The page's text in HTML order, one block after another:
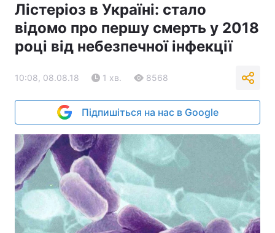
Лістеріоз в Україні: стало
відомо про першу смерть у 2018
році від небезпечної інфекції
10:08, 08.08.18 1 хв. 8568
Підпишіться на нас в Google